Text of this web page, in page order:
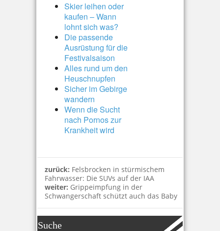
Skier leihen oder
kaufen – Wann
lohnt sich was?
Die passende
Ausrüstung für die
Festivalsaison
Alles rund um den
Heuschnupfen
Sicher im Gebirge
wandern
Wenn die Sucht
nach Pornos zur
Krankheit wird
zurück: Felsbrocken in stürmischem
Fahrwasser: Die SUVs auf der IAA
weiter: Grippeimpfung in der
Schwangerschaft schützt auch das Baby
Suche